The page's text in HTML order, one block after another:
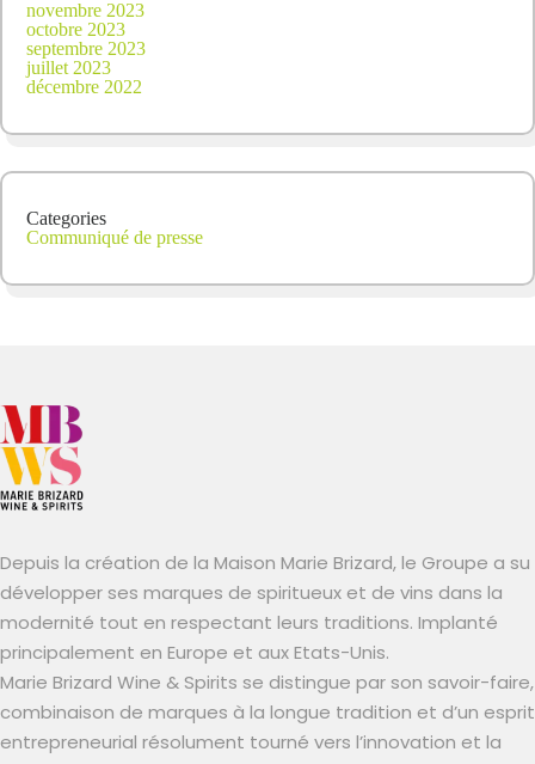
novembre 2023
octobre 2023
septembre 2023
juillet 2023
décembre 2022
Categories
Communiqué de presse
Depuis la création de la Maison Marie Brizard, le Groupe a su
développer ses marques de spiritueux et de vins dans la
modernité tout en respectant leurs traditions. Implanté
principalement en Europe et aux Etats-Unis.
Marie Brizard Wine & Spirits se distingue par son savoir-faire,
combinaison de marques à la longue tradition et d’un esprit
entrepreneurial résolument tourné vers l’innovation et la